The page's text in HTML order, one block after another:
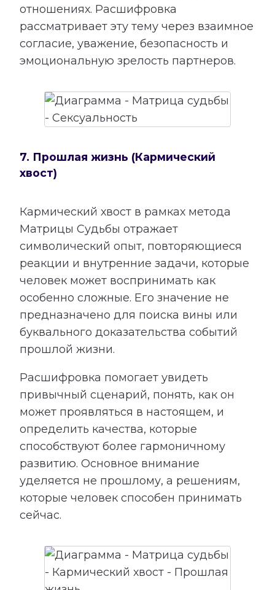
отношениях. Расшифровка
рассматривает эту тему через взаимное
согласие, уважение, безопасность и
эмоциональную зрелость партнеров.
7. Прошлая жизнь (Кармический
хвост)
Кармический хвост в рамках метода
Матрицы Судьбы отражает
символический опыт, повторяющиеся
реакции и внутренние задачи, которые
человек может воспринимать как
особенно сложные. Его значение не
предназначено для поиска вины или
буквального доказательства событий
прошлой жизни.
Расшифровка помогает увидеть
привычный сценарий, понять, как он
может проявляться в настоящем, и
определить качества, которые
способствуют более гармоничному
развитию. Основное внимание
уделяется не прошлому, а решениям,
которые человек способен принимать
сейчас.